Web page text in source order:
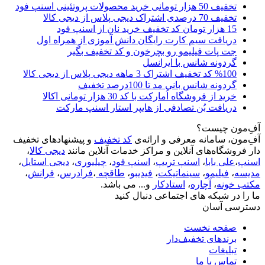
تخفیف 50 هزار تومانی خرید محصولات پروتئینی اسنپ فود
تخفیف 70 درصدی اشتراک دیجی پلاس از دیجی کالا
15 هزار تومان کد تخفیف خرید نان از اسنپ فود
دریافت سیم کارت رایگان دانش آموزی از همراه اول
جت پات فیلیمو رو بچرخون و کد تخفیف بگیر
گردونه شانس با ایرانسل
%100 کد تخفیف اشتراک 3 ماهه دیجی پلاس از دیجی کالا
گردونه شانس بانی مد تا 100درصد تخفیف
خرید از فروشگاه اُمارکت با کد 30 هزار تومانی اکالا
دریافت بُن تصادفی از هایپر استار اسنپ مارکت
آفِ‌مون چیست؟
آفِ‌مون، سامانه معرفی و ارائه‌ی کد تخفیف و پیشنهادهای تخفیف
دار فروشگاه‌های آنلاین و مراکز خدمات آنلاین مانند دیجی کالا،
اسنپ،علی بابا، اسنپ تریپ، اسنپ فود، چیلیوری، دیجی استایل،
مدیسه، فیلیمو، سینماتیکت، فیدیبو، طاقچه ،فرادرس، فرانش،
مکتب خونه، آچاره، استادکار و... می باشد.
ما را در شبکه های اجتماعی دنبال کنید
دسترسی آسان
صفحه نخست
برندهای تخفیف‌دار
تبلیغات
تماس با ما